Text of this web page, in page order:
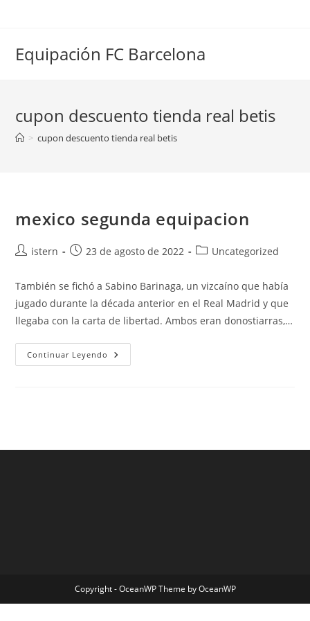
Equipación FC Barcelona
cupon descuento tienda real betis
> cupon descuento tienda real betis
mexico segunda equipacion
Autor
la
entrada:
istern
Publicación
la
entrada:
23 de agosto de 2022
Categoría
entrada:
Uncategorized
También se fichó a Sabino Barinaga, un vizcaíno que había
jugado durante la década anterior en el Real Madrid y que
llegaba con la carta de libertad. Ambos eran donostiarras,…
Continuar Leyendo Mexico
Segunda
Copyright - OceanWP Theme by OceanWP